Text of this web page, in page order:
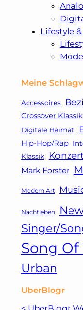
Lifestyle
Mode
Meine
Accessoires
Crossover Klassik
Digitale Heimat
Hip-Hop/Rap
Klassik Konzert
Mark Forster
Modern Art
Nachtleben
Singer/
Song Of
Urban
UberBlogr